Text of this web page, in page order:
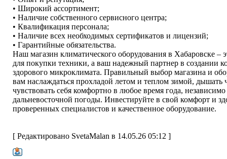
• Широкий ассортимент;
• Наличие собственного сервисного центра;
• Квалификация персонала;
• Наличие всех необходимых сертификатов и лицензий;
• Гарантийные обязательства.
Наш магазин климатического оборудования в Хабаровске –
для покупки техники, а ваш надежный партнер в создании
здорового микроклимата. Правильный выбор магазина и
вам наслаждаться прохладой летом и теплом зимой, дышать
чувствовать себя комфортно в любое время года,
дальневосточной погоды. Инвестируйте в свой комфорт и
проверенных специалистов и качественное оборудование.
[ Редактировано SvetaMalan в 14.05.26 05:12 ]